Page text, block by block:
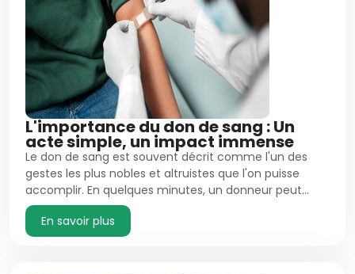
L'importance du don de sang : Un
acte simple, un impact immense
Le don de sang est souvent décrit comme l'un des
gestes les plus nobles et altruistes que l'on puisse
accomplir. En quelques minutes, un donneur peut…
En savoir plus